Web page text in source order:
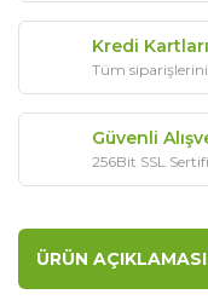
Kredi
Tüm
Güvenli
256Bit SSL
ÜRÜN AÇIKLAMASI